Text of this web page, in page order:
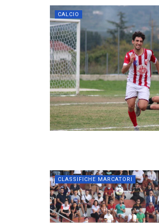
CALCIO
CLASSIFICHE MARCATORI